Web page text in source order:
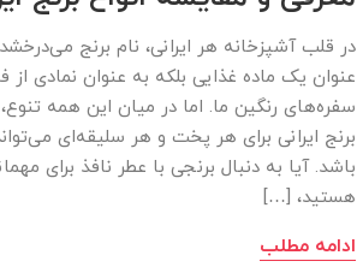
در قلب آشپزخانه هر ایرانی، نام برنج
عنوان یک ماده غذایی بلکه به عنوان نمادی از
سفره‌های رنگین ما. اما در میان این همه
برنج ایرانی برای هر پخت و هر سلیقه‌ای
باشد. آیا به دنبال برنجی با عطر نافذ برای
هستید، […]
ادامه مطلب